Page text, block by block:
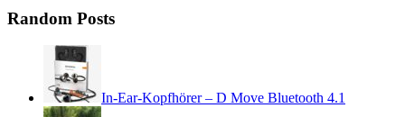
Random Posts
In-Ear-Kopfhörer – D Move Bluetooth 4.1